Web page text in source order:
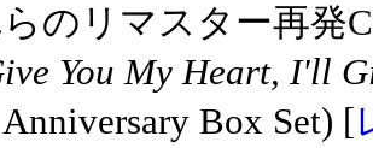
のリマスター再発
You My Heart, I'll
Box Set) [